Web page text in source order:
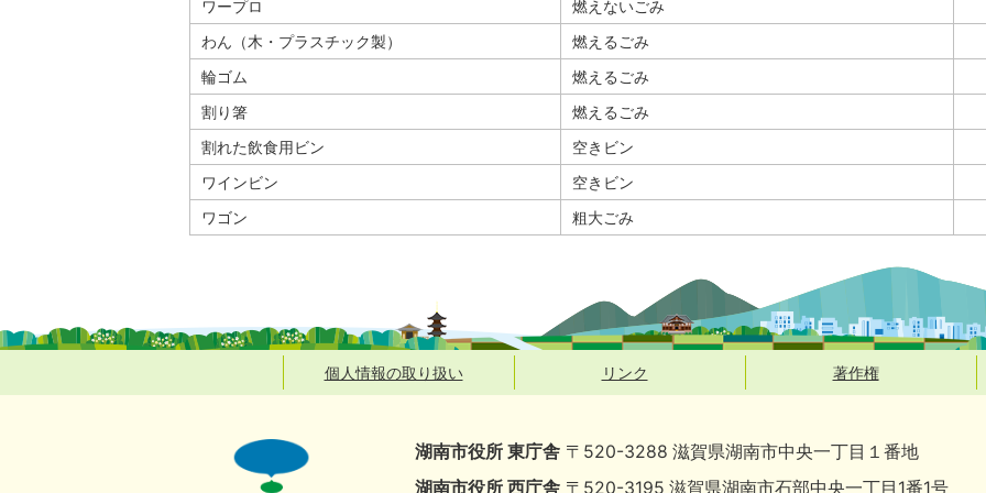
ワープロ
燃えないごみ
わん（木・プラスチック製）
燃えるごみ
輪ゴム
燃えるごみ
割り箸
燃えるごみ
割れた飲食用ビン
空きビン
ワインビン
空きビン
ワゴン
粗大ごみ
個人情報の取り扱い リンク 著作権
湖南市役所 東庁舎 〒520-3288 滋賀県湖南市中央一丁目１番地
湖南市役所 西庁舎 〒520-3195 滋賀県湖南市石部中央一丁目1番1号